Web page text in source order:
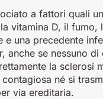
a fattori quali
vitamina D, il fumo,
e una precedente
anche se nessuno
la sclerosi
né si
via ereditaria.